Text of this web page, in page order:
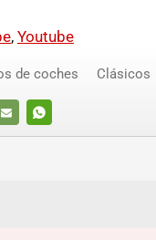
, Youtube
E-
WHATSAPP
de coches Clásicos